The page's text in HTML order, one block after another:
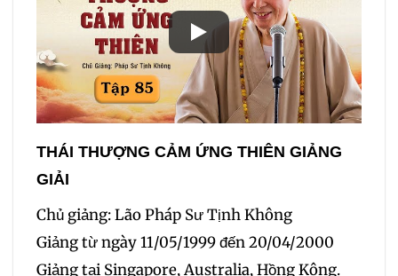
THÁI THƯỢNG CẢM ỨNG THIÊN GIẢNG
GIẢI
Chủ giảng: Lão Pháp Sư Tịnh Không
Giảng từ ngày 11/05/1999 đến 20/04/2000
Giảng tại Singapore, Australia, Hồng Kông.